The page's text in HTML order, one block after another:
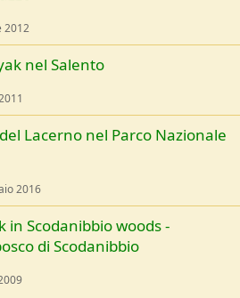
2012
nel Salento
Lacerno nel Parco Nazionale
2016
in Scodanibbio woods -
di Scodanibbio